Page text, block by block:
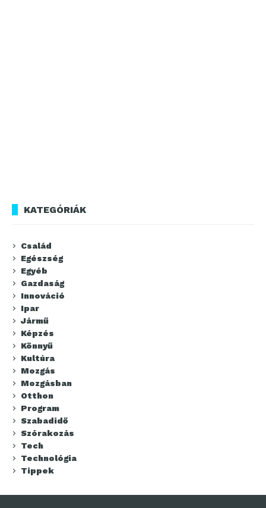
KATEGÓRIÁK
Család
Egészség
Egyéb
Gazdaság
Innováció
Ipar
Jármű
Képzés
Könnyű
Kultúra
Mozgás
Mozgásban
Otthon
Program
Szabadidő
Szórakozás
Tech
Technológia
Tippek